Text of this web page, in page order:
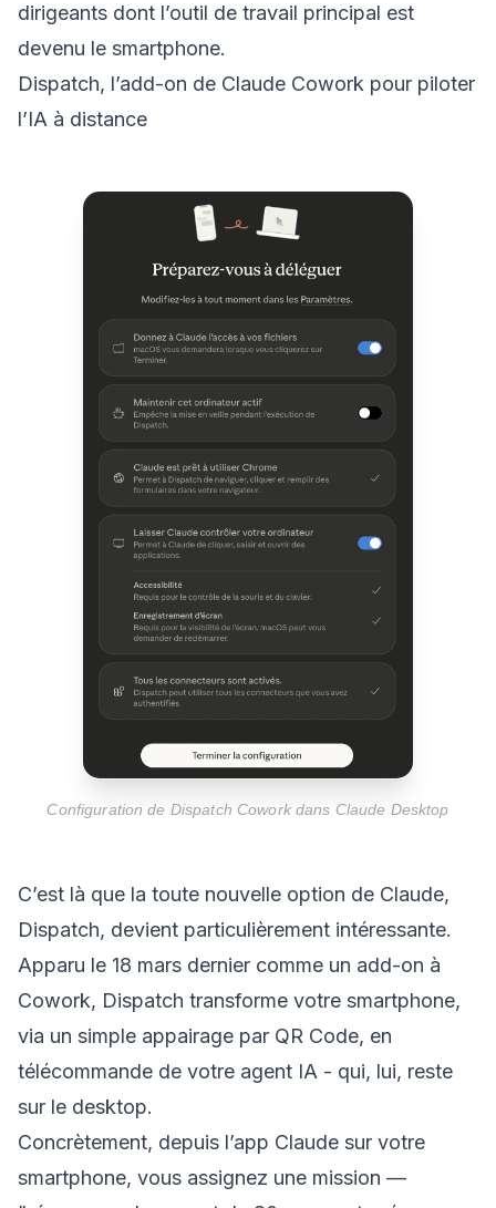
dirigeants dont l’outil de travail principal est
devenu le smartphone.
Dispatch, l’add-on de Claude Cowork pour piloter
l’IA à distance
Configuration de Dispatch Cowork dans Claude Desktop
C’est là que la toute nouvelle option de Claude,
Dispatch, devient particulièrement intéressante.
Apparu le 18 mars dernier comme un add-on à
Cowork, Dispatch transforme votre smartphone,
via un simple appairage par QR Code, en
télécommande de votre agent IA - qui, lui, reste
sur le desktop.
Concrètement, depuis l’app Claude sur votre
smartphone, vous assignez une mission —